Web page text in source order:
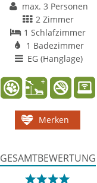
max. 3 Personen
2 Zimmer
1 Schlafzimmer
1 Badezimmer
EG (Hanglage)
Merken
GESAMTBEWERTUNG